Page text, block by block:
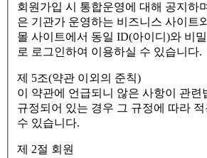
회원가입 시 통합운영에 대해 공지하
은 기관가 운영하는 비즈니스 사이트
몰 사이트에서 동일 ID(아이디)와 비
로 로그인하여 이용하실 수 있습니다.
제 5조(약관 이외의 준칙)
이 약관에 언급되니 않은 사항이 관련
규정되어 있는 경우 그 규정에 따라 적
수 있습니다.
제 2절 회원